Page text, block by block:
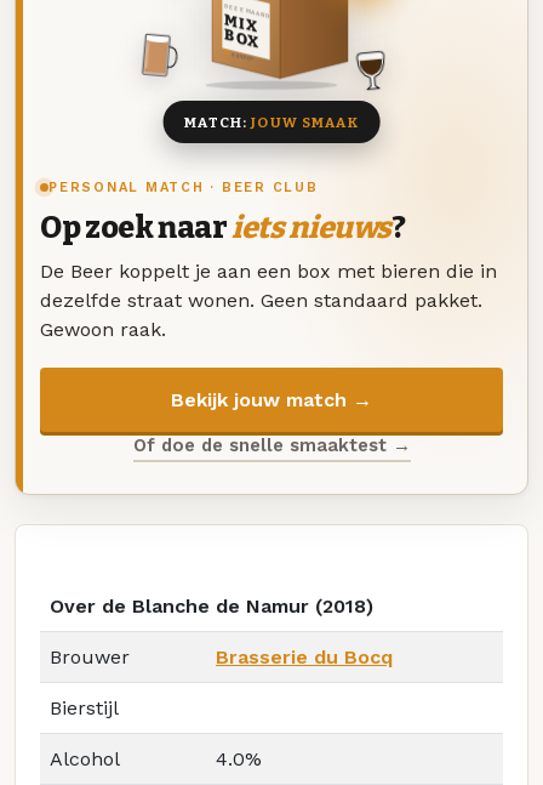
PERSONAL MATCH · BEER CLUB
Op zoek naariets nieuws?
De Beer koppelt je aan een box met bieren die in
dezelfde straat wonen. Geen standaard pakket.
Gewoon raak.
Bekijk jouw match →
Of doe de snelle smaaktest →
DEZE MAAND
MIX
BOX
8 BIEREN
MATCH:JOUW SMAAK
Over de Blanche de Namur (2018)
Brouwer Brasserie du Bocq
Bierstijl
Alcohol 4.0%